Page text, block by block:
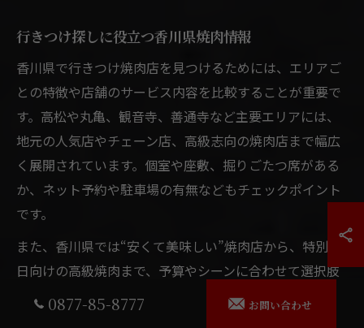
行きつけ探しに役立つ香川県焼肉情報
香川県で行きつけ焼肉店を見つけるためには、エリアご
との特徴や店舗のサービス内容を比較することが重要で
す。高松や丸亀、観音寺、善通寺など主要エリアには、
地元の人気店やチェーン店、高級志向の焼肉店まで幅広
く展開されています。個室や座敷、掘りごたつ席がある
か、ネット予約や駐車場の有無などもチェックポイント
です。
また、香川県では“安くて美味しい”焼肉店から、特別な
日向けの高級焼肉まで、予算やシーンに合わせて選択肢
が豊富です。焼肉食べ放題やランチサービス、希少部位
0877-85-8777 お問い合わせ